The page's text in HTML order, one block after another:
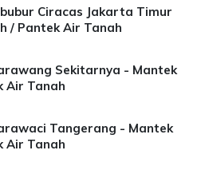
Ciracas Jakarta Timur
/ Pantek Air Tanah
Sekitarnya - Mantek
Air Tanah
Tangerang - Mantek
Air Tanah